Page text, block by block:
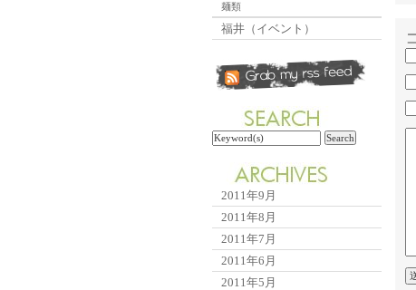
麺類
福井（イベント）
2011年9月
2011年8月
2011年7月
2011年6月
2011年5月